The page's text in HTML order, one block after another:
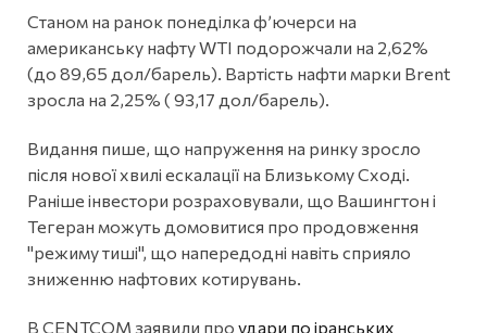
Станом на ранок понеділка ф’ючерси на
американську нафту WTI подорожчали на 2,62%
(до 89,65 дол/барель). Вартість нафти марки Brent
зросла на 2,25% ( 93,17 дол/барель).
Видання пише, що напруження на ринку зросло
після нової хвилі ескалації на Близькому Сході.
Раніше інвестори розраховували, що Вашингтон і
Тегеран можуть домовитися про продовження
"режиму тиші", що напередодні навіть сприяло
зниженню нафтових котирувань.
В CENTCOM заявили про удари по іранських